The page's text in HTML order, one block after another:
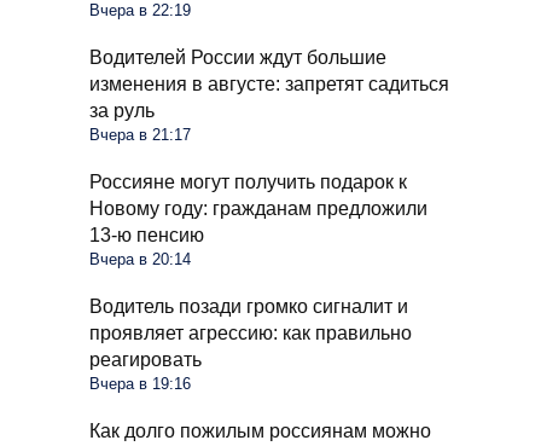
Вчера в 22:19
Водителей России ждут большие
изменения в августе: запретят садиться
за руль
Вчера в 21:17
Россияне могут получить подарок к
Новому году: гражданам предложили
13-ю пенсию
Вчера в 20:14
Водитель позади громко сигналит и
проявляет агрессию: как правильно
реагировать
Вчера в 19:16
Как долго пожилым россиянам можно